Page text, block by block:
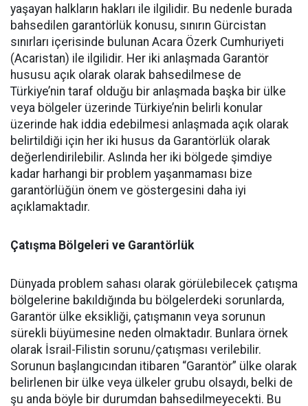
yaşayan halkların hakları ile ilgilidir. Bu nedenle burada
bahsedilen garantörlük konusu, sınırın Gürcistan
sınırları içerisinde bulunan Acara Özerk Cumhuriyeti
(Acaristan) ile ilgilidir. Her iki anlaşmada Garantör
hususu açık olarak olarak bahsedilmese de
Türkiye’nin taraf olduğu bir anlaşmada başka bir ülke
veya bölgeler üzerinde Türkiye’nin belirli konular
üzerinde hak iddia edebilmesi anlaşmada açık olarak
belirtildiği için her iki husus da Garantörlük olarak
değerlendirilebilir. Aslında her iki bölgede şimdiye
kadar harhangi bir problem yaşanmaması bize
garantörlüğün önem ve göstergesini daha iyi
açıklamaktadır.
Çatışma Bölgeleri ve Garantörlük
Dünyada problem sahası olarak görülebilecek çatışma
bölgelerine bakıldığında bu bölgelerdeki sorunlarda,
Garantör ülke eksikliği, çatışmanın veya sorunun
sürekli büyümesine neden olmaktadır. Bunlara örnek
olarak İsrail-Filistin sorunu/çatışması verilebilir.
Sorunun başlangıcından itibaren “Garantör” ülke olarak
belirlenen bir ülke veya ülkeler grubu olsaydı, belki de
şu anda böyle bir durumdan bahsedilmeyecekti. Bu